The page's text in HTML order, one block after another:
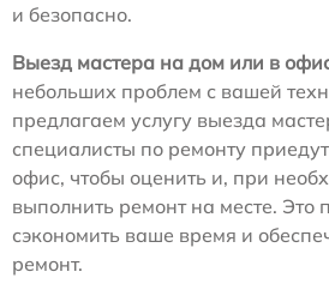
и безопасно.
Выезд мастера на дом или в
небольших проблем с вашей
предлагаем услугу выезда
специалисты по ремонту
офис, чтобы оценить и, при
выполнить ремонт на месте. Это
сэкономить ваше время и
ремонт.